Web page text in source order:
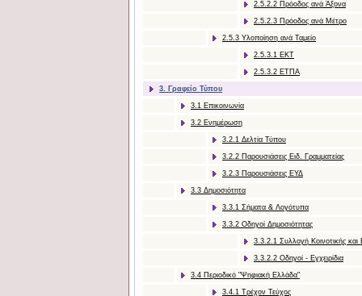
2.5.2.2 Πρόοδος ανά Άξονα
2.5.2.3 Πρόοδος ανά Μέτρο
2.5.3 Υλοποίηση ανά Ταμείο
2.5.3.1 ΕΚΤ
2.5.3.2 ΕΤΠΑ
3. Γραφείο Τύπου
3.1 Επικοινωνία
3.2 Ενημέρωση
3.2.1 Δελτία Τύπου
3.2.2 Παρουσιάσεις Ειδ. Γραμματείας
3.2.3 Παρουσιάσεις ΕΥΔ
3.3 Δημοσιότητα
3.3.1 Σήματα & Λογότυπα
3.3.2 Οδηγοί Δημοσιότητας
3.3.2.1 Συλλογή Κοινοτικής και
3.3.2.2 Οδηγοί - Εγχειρίδια
3.4 Περιοδικό "Ψηφιακή Ελλάδα"
3.4.1 Τρέχον Τεύχος